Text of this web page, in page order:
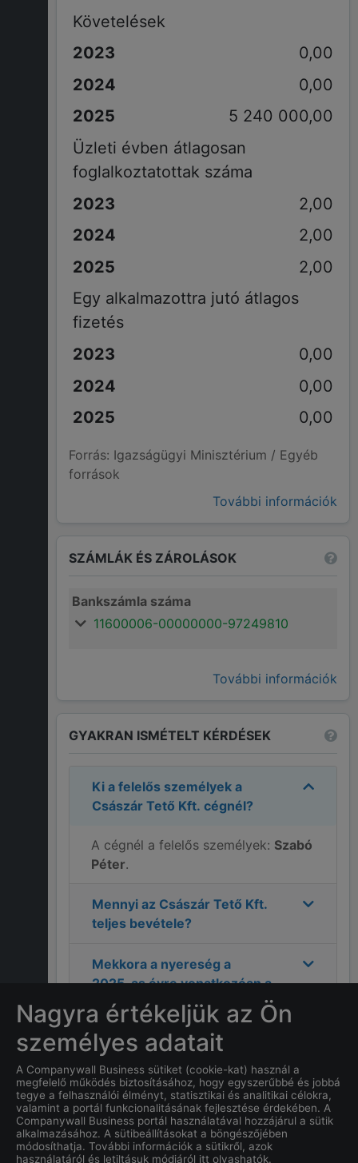
Követelések
0,00
0,00
5 240 000,00
Üzleti évben átlagosan
foglalkoztatottak száma
2,00
2,00
2,00
Egy alkalmazottra jutó átlagos
fizetés
0,00
0,00
0,00
Forrás: Igazságügyi Minisztérium / Egyéb
források
További információk
SZÁMLÁK ÉS ZÁROLÁSOK
Bankszámla száma
11600006-00000000-97249810
További információk
GYAKRAN ISMÉTELT KÉRDÉSEK
Ki a felelős személyek a
Császár Tető Kft. cégnél?
A cégnél a felelős személyek: Szabó
Péter.
Mennyi az Császár Tető Kft.
teljes bevétele?
Mekkora a nyereség a
2025-as évre vonatkozóan a
Császár Tető Kft.cégnél?
MiCsászár Tető Kft.címe?
Hány alkalmazottja van a
Császár Tető Kft.cégnek?
Mi aCsászár Tető Kft.cég
Nagyra értékeljük az Ön
személyes adatait
A Companywall Business sütiket (cookie-kat) használ a
megfelelő működés biztosításához, hogy egyszerűbbé és jobbá
tegye a felhasználói élményt, statisztikai és analitikai célokra,
valamint a portál funkcionalitásának fejlesztése érdekében. A
Companywall Business portál használatával hozzájárul a sütik
alkalmazásához. A sütibeállításokat a böngészőjében
módosíthatja. További információk a sütikről, azok
használatáról és letiltásuk módjáról itt olvashatók.